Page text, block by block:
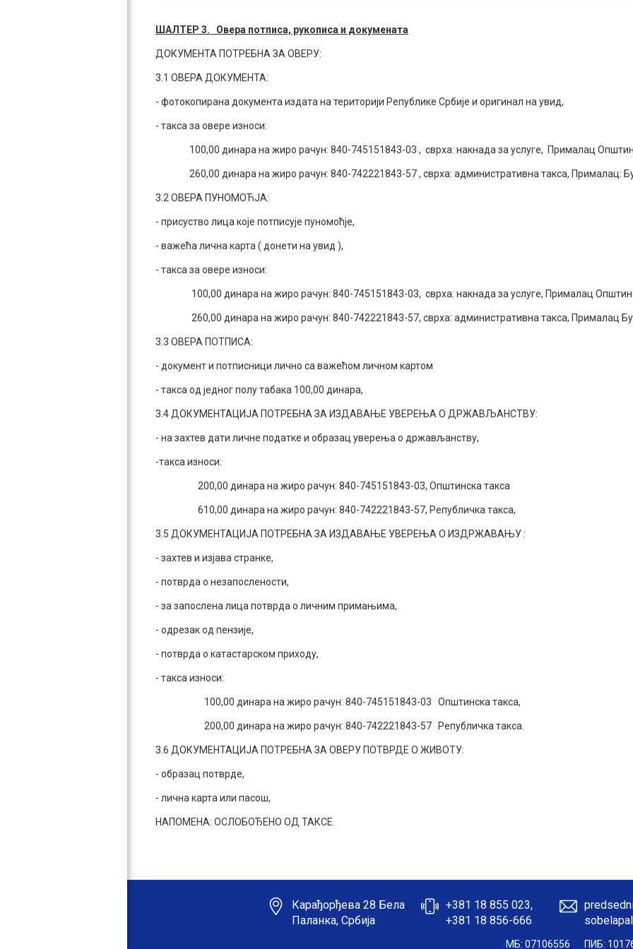
ШАЛТЕР 3. Овера потписа, рукописа и докумената
ДОКУМЕНТА ПОТРЕБНА ЗА ОВЕРУ:
3.1 ОВЕРА ДОКУМЕНТА:
- фотокопирана документа издата на територији Републике Србије и оригинал на увид,
- такса за овере износи:
100,00 динара на жиро рачун: 840-745151843-03 , сврха: накнада за услуге, Прималац
260,00 динара на жиро рачун: 840-742221843-57 , сврха: административна такса, Прималац:
3.2 ОВЕРА ПУНОМОЋЈА:
- присуство лица које потписује пуномоћје,
- важећа лична карта ( донети на увид ),
- такса за овере износи:
100,00 динара на жиро рачун: 840-745151843-03, сврха: накнада за услуге, Прималац
260,00 динара на жиро рачун: 840-742221843-57, сврха: административна такса, Прималац
3.3 ОВЕРА ПОТПИСА:
- документ и потписници лично са важећом личном картом
- такса од једног полу табака 100,00 динара,
3.4 ДОКУМЕНТАЦИЈА ПОТРЕБНА ЗА ИЗДАВАЊЕ УВЕРЕЊА О ДРЖАВЉАНСТВУ:
- на захтев дати личне податке и образац уверења о држављанству,
-такса износи:
200,00 динара на жиро рачун: 840-745151843-03, Општинска такса
610,00 динара на жиро рачун: 840-742221843-57, Републичка такса,
3.5 ДОКУМЕНТАЦИЈА ПОТРЕБНА ЗА ИЗДАВАЊЕ УВЕРЕЊА О ИЗДРЖАВАЊУ :
- захтев и изјава странке,
- потврда о незапослености,
- за запослена лица потврда о личним примањима,
- одрезак од пензије,
- потврда о катастарском приходу,
- такса износи:
100,00 динара на жиро рачун: 840-745151843-03 Општинска такса,
200,00 динара на жиро рачун: 840-742221843-57 Републичка такса.
3.6 ДОКУМЕНТАЦИЈА ПОТРЕБНА ЗА ОВЕРУ ПОТВРДЕ О ЖИВОТУ:
- образац потврде,
- лична карта или пасош,
НАПОМЕНА: ОСЛОБОЂЕНО ОД ТАКСЕ.
Карађорђева 28 Бела
Паланка, Србија
+381 18 855 023,
+381 18 856-666
МБ: 07106556 ПИБ: